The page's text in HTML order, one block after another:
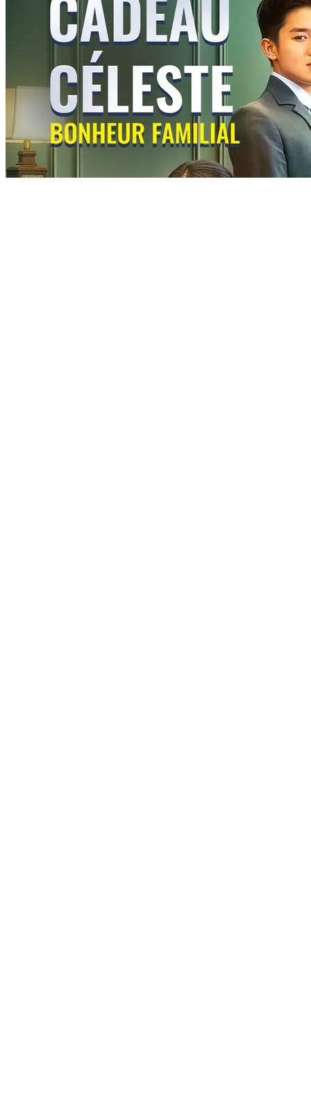
Mon Cadeau de Noël était un Milliardaire
56 Episodes
Trahie par sa demi-sœur qui lui a volé son riche fiancé, Mariette
Sevy épouse sur un coup de tête Arthur Dubray, un modeste
balayeur qui mène en secret une double vie de star du rugby et de
magnat milliardaire. Six ans plus tard, lorsque Mariette rentre passer
Noël en famille, le mépris cruel des siens se transforme en
stupéfaction totale lorsque la véritable identité d'Arthur pulvérise
leur arrogance.
Love After Marriage